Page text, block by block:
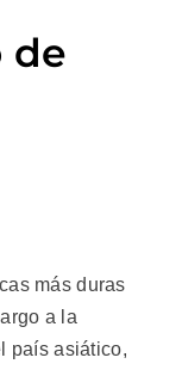
de
más duras
a la
país asiático,